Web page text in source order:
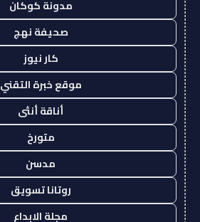
مدونة كوكان
صحيفة نهج
كار نيوز
موقع خبرة التقني
أناقة أنثى
متورخ
مدسن
روتانا تسويق
مجلة الابداع